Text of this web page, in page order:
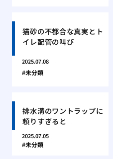
猫砂の不都合な真実とト
イレ配管の叫び
2025.07.08
未分類
排水溝のワントラップに
頼りすぎると
2025.07.05
未分類